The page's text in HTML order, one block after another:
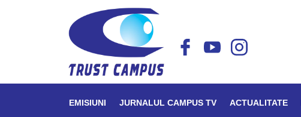
EMISIUNI JURNALUL CAMPUS TV ACTUALITATE